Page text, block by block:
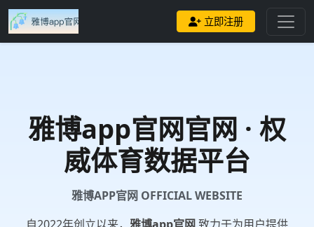
立即注册
雅博app官网官网 · 权
威体育数据平台
雅博APP官网 OFFICIAL WEBSITE